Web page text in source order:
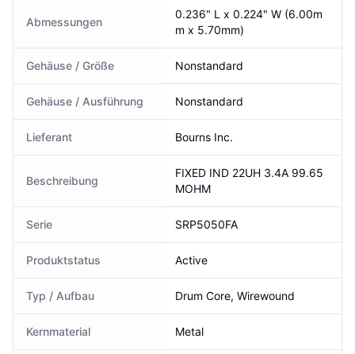
Abmessungen
0.236" L x 0.224" W (6.00m
m x 5.70mm)
Gehäuse / Größe Nonstandard
Gehäuse / Ausführung Nonstandard
Lieferant Bourns Inc.
Beschreibung
FIXED IND 22UH 3.4A 99.65
MOHM
Serie SRP5050FA
Produktstatus Active
Typ / Aufbau Drum Core, Wirewound
Kernmaterial Metal